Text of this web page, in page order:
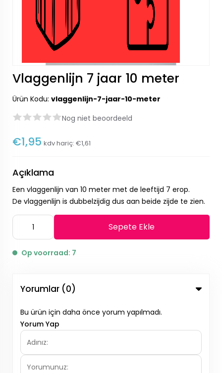
Vlaggenlijn 7 jaar 10 meter
Ürün Kodu: vlaggenlijn-7-jaar-10-meter
Nog niet beoordeeld
€1,95 kdv hariç: €1,61
Açıklama
Een vlaggenlijn van 10 meter met de leeftijd 7 erop.
De vlaggenlijn is dubbelzijdig dus aan beide zijde te zien.
Sepete Ekle
Op voorraad: 7
Yorumlar (0)
Bu ürün için daha önce yorum yapılmadı.
Yorum Yap